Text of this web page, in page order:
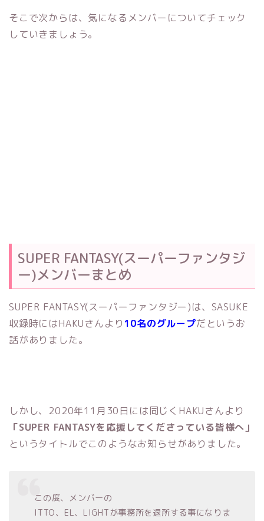
そこで次からは、気になるメンバーについてチェック
していきましょう。
SUPER FANTASY(スーパーファンタジ
ー)メンバーまとめ
SUPER FANTASY(スーパーファンタジー)は、SASUKE
収録時にはHAKUさんより 10名のグループだというお
話がありました。
しかし、2020年11月30日には同じくHAKUさんより
「SUPER FANTASYを応援してくださっている皆様へ」
というタイトルでこのようなお知らせがありました。
この度、メンバーの
ITTO、EL、LIGHTが事務所を退所する事になりま